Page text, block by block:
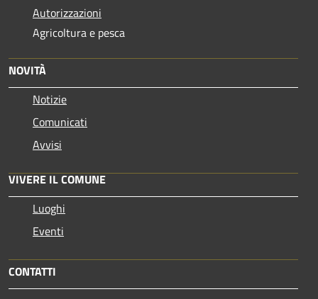
Autorizzazioni
Agricoltura e pesca
NOVITÀ
Notizie
Comunicati
Avvisi
VIVERE IL COMUNE
Luoghi
Eventi
CONTATTI